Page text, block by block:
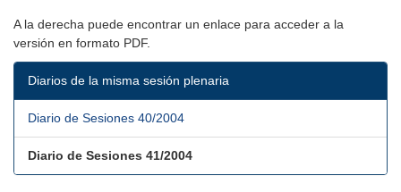
A la derecha puede encontrar un enlace para acceder a la
versión en formato PDF.
Diarios de la misma sesión plenaria
Diario de Sesiones 40/2004
Diario de Sesiones 41/2004